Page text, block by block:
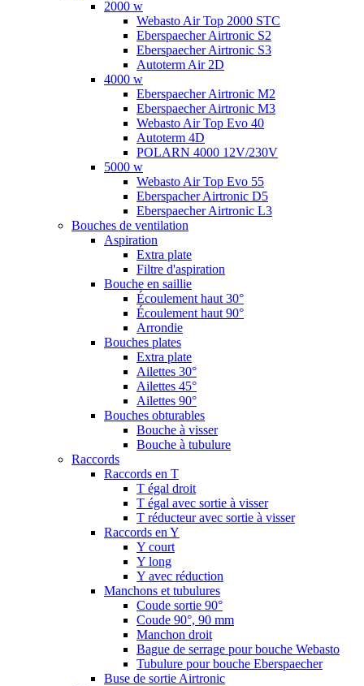
2000 w
Webasto Air Top 2000 STC
Eberspaecher Airtronic S2
Eberspaecher Airtronic S3
Autoterm Air 2D
4000 w
Eberspaecher Airtronic M2
Eberspaecher Airtronic M3
Webasto Air Top Evo 40
Autoterm 4D
POLARN 4000 12V/230V
5000 w
Webasto Air Top Evo 55
Eberspacher Airtronic D5
Eberspaecher Airtronic L3
Bouches de ventilation
Aspiration
Extra plate
Filtre d'aspiration
Bouche en saillie
Écoulement haut 30°
Écoulement haut 90°
Arrondie
Bouches plates
Extra plate
Ailettes 30°
Ailettes 45°
Ailettes 90°
Bouches obturables
Bouche à visser
Bouche à tubulure
Raccords
Raccords en T
T égal droit
T égal avec sortie à visser
T réducteur avec sortie à visser
Raccords en Y
Y court
Y long
Y avec réduction
Manchons et tubulures
Coude sortie 90°
Coude 90°, 90 mm
Manchon droit
Bague de serrage pour bouche Webasto
Tubulure pour bouche Eberspaecher
Buse de sortie Airtronic